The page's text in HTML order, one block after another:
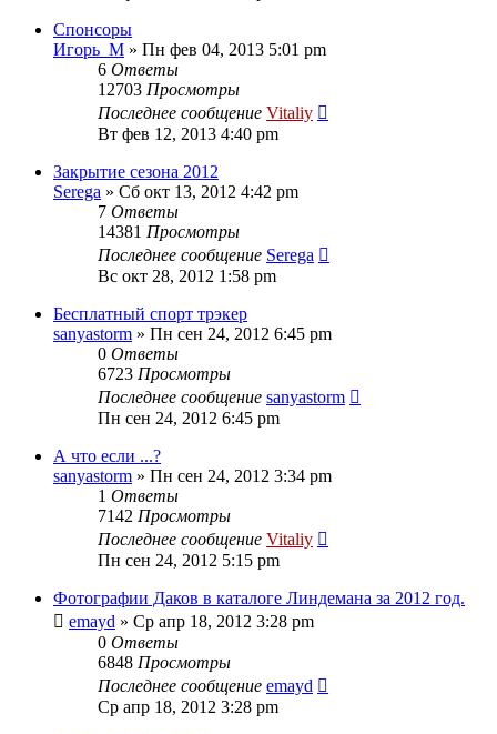
Спонсоры
Игорь_М » Пн фев 04, 2013 5:01 pm
6 Ответы
12703 Просмотры
Последнее сообщение Vitaliy
Вт фев 12, 2013 4:40 pm
Закрытие сезона 2012
Serega » Сб окт 13, 2012 4:42 pm
7 Ответы
14381 Просмотры
Последнее сообщение Serega
Вс окт 28, 2012 1:58 pm
Бесплатный спорт трэкер
sanyastorm » Пн сен 24, 2012 6:45 pm
0 Ответы
6723 Просмотры
Последнее сообщение sanyastorm
Пн сен 24, 2012 6:45 pm
А что если ...?
sanyastorm » Пн сен 24, 2012 3:34 pm
1 Ответы
7142 Просмотры
Последнее сообщение Vitaliy
Пн сен 24, 2012 5:15 pm
Фотографии Даков в каталоге Линдемана за 2012 год.
emayd » Ср апр 18, 2012 3:28 pm
0 Ответы
6848 Просмотры
Последнее сообщение emayd
Ср апр 18, 2012 3:28 pm